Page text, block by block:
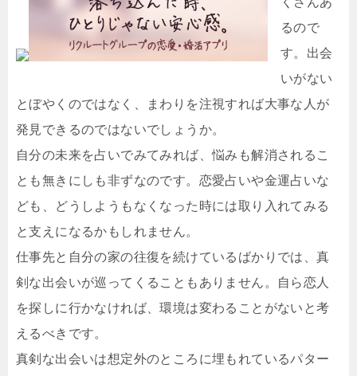
るので
す。出会
いがない
とぼやくのではなく、まわりを注視すれば大事な人が
発見できるのではないでしょうか。
自分の未来を占いでみてみれば、悩みも解消されるこ
とも無きにしも非ずなのです。恋愛占いや金運占いな
ども、どうしようもなくなった時には取り入れてみる
と支えになるかもしれません。
仕事先と自分の家の往復を続けているばかりでは、真
剣な出会いが巡ってくることもありません。自ら恋人
を探しに行かなければ、環境は変わることがないと考
えるべきです。
真剣な出会いは想定外のところに埋もれているパター